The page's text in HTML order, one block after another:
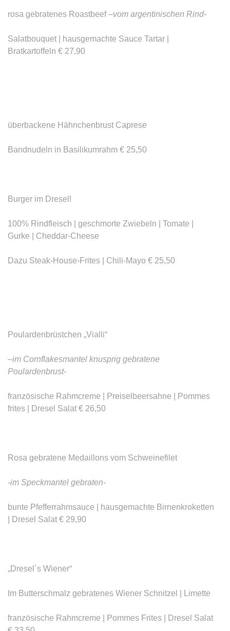
rosa gebratenes Roastbeef–vom argentinischen Rind-
Salatbouquet | hausgemachte Sauce Tartar |
Bratkartoffeln € 27,90
überbackene Hähnchenbrust Caprese
Bandnudeln in Basilikumrahm € 25,50
Burger im Dresel!
100% Rindfleisch | geschmorte Zwiebeln | Tomate |
Gurke | Cheddar-Cheese
Dazu Steak-House-Frites | Chili-Mayo € 25,50
Poulardenbrüstchen „Vialli“
–im Cornflakesmantel knusprig gebratene
Poulardenbrust-
französische Rahmcreme | Preiselbeersahne | Pommes
frites | Dresel Salat € 26,50
Rosa gebratene Medaillons vom Schweinefilet
-im Speckmantel gebraten-
bunte Pfefferrahmsauce | hausgemachte Birnenkroketten
| Dresel Salat € 29,90
„Dresel´s Wiener“
Im Butterschmalz gebratenes Wiener Schnitzel | Limette
französische Rahmcreme | Pommes Frites | Dresel Salat